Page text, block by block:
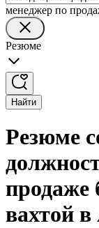
менеджер по
Резюме
Найти
Резюме
продаже
вахтой